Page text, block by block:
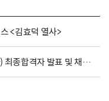
<김효덕 열사>
조경관리원(기간제근로자) 최종합격자 발표 및 채용서류 제출 안내